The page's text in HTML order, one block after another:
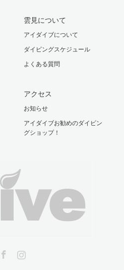
雲見について
アイダイブについて
ダイビングスケジュール
よくある質問
アクセス
お知らせ
アイダイブお勧めのダイビン
グショップ！